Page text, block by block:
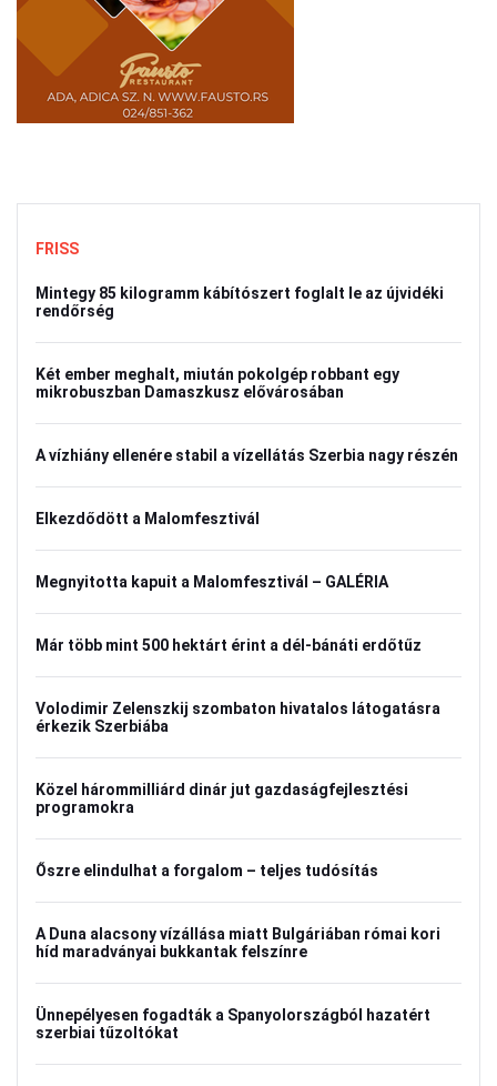
FRISS
Mintegy 85 kilogramm kábítószert foglalt le az újvidéki
rendőrség
Két ember meghalt, miután pokolgép robbant egy
mikrobuszban Damaszkusz elővárosában
A vízhiány ellenére stabil a vízellátás Szerbia nagy részén
Elkezdődött a Malomfesztivál
Megnyitotta kapuit a Malomfesztivál – GALÉRIA
Már több mint 500 hektárt érint a dél-bánáti erdőtűz
Volodimir Zelenszkij szombaton hivatalos látogatásra
érkezik Szerbiába
Közel hárommilliárd dinár jut gazdaságfejlesztési
programokra
Őszre elindulhat a forgalom – teljes tudósítás
A Duna alacsony vízállása miatt Bulgáriában római kori
híd maradványai bukkantak felszínre
Ünnepélyesen fogadták a Spanyolországból hazatért
szerbiai tűzoltókat